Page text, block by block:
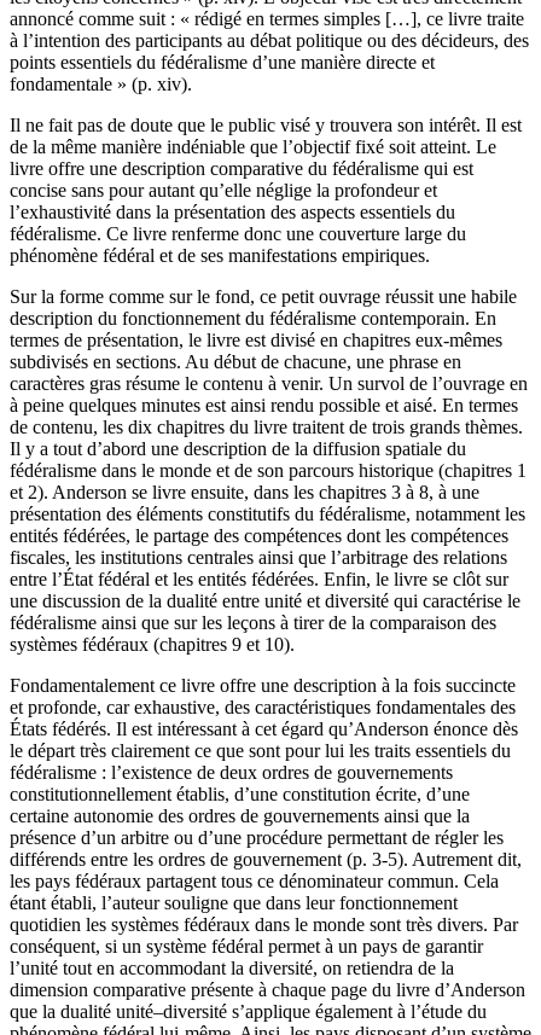
annoncé comme suit : « rédigé en termes simples […], ce livre traite
à l’intention des participants au débat politique ou des décideurs, des
points essentiels du fédéralisme d’une manière directe et
fondamentale » (p. xiv).
Il ne fait pas de doute que le public visé y trouvera son intérêt. Il est
de la même manière indéniable que l’objectif fixé soit atteint. Le
livre offre une description comparative du fédéralisme qui est
concise sans pour autant qu’elle néglige la profondeur et
l’exhaustivité dans la présentation des aspects essentiels du
fédéralisme. Ce livre renferme donc une couverture large du
phénomène fédéral et de ses manifestations empiriques.
Sur la forme comme sur le fond, ce petit ouvrage réussit une habile
description du fonctionnement du fédéralisme contemporain. En
termes de présentation, le livre est divisé en chapitres eux-mêmes
subdivisés en sections. Au début de chacune, une phrase en
caractères gras résume le contenu à venir. Un survol de l’ouvrage en
à peine quelques minutes est ainsi rendu possible et aisé. En termes
de contenu, les dix chapitres du livre traitent de trois grands thèmes.
Il y a tout d’abord une description de la diffusion spatiale du
fédéralisme dans le monde et de son parcours historique (chapitres 1
et 2). Anderson se livre ensuite, dans les chapitres 3 à 8, à une
présentation des éléments constitutifs du fédéralisme, notamment les
entités fédérées, le partage des compétences dont les compétences
fiscales, les institutions centrales ainsi que l’arbitrage des relations
entre l’État fédéral et les entités fédérées. Enfin, le livre se clôt sur
une discussion de la dualité entre unité et diversité qui caractérise le
fédéralisme ainsi que sur les leçons à tirer de la comparaison des
systèmes fédéraux (chapitres 9 et 10).
Fondamentalement ce livre offre une description à la fois succincte
et profonde, car exhaustive, des caractéristiques fondamentales des
États fédérés. Il est intéressant à cet égard qu’Anderson énonce dès
le départ très clairement ce que sont pour lui les traits essentiels du
fédéralisme : l’existence de deux ordres de gouvernements
constitutionnellement établis, d’une constitution écrite, d’une
certaine autonomie des ordres de gouvernements ainsi que la
présence d’un arbitre ou d’une procédure permettant de régler les
différends entre les ordres de gouvernement (p. 3-5). Autrement dit,
les pays fédéraux partagent tous ce dénominateur commun. Cela
étant établi, l’auteur souligne que dans leur fonctionnement
quotidien les systèmes fédéraux dans le monde sont très divers. Par
conséquent, si un système fédéral permet à un pays de garantir
l’unité tout en accommodant la diversité, on retiendra de la
dimension comparative présente à chaque page du livre d’Anderson
que la dualité unité–diversité s’applique également à l’étude du